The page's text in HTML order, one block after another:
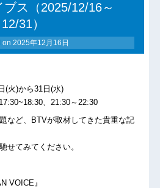
ブス（2025/12/16～
12/31）
on 2025年12月16日
(火)から31日(水)
、21:30～22:30
など、BTVが取材してきた貴重な記
せてみてください。
VOICE』